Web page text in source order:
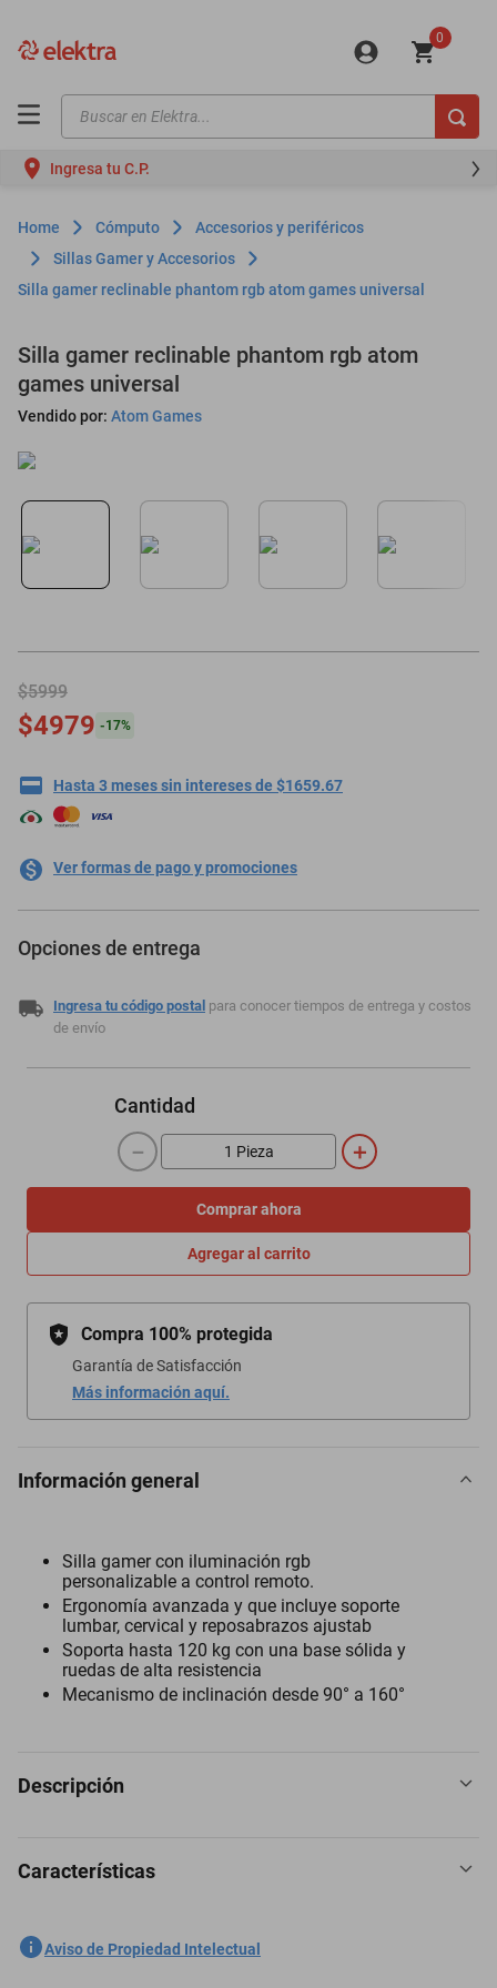
0
Buscar en Elektra...
Ingresa tu C.P.
Cómputo
Accesorios y periféricos
Sillas Gamer y Accesorios
Silla gamer reclinable phantom rgb atom games universal
Silla gamer reclinable phantom rgb atom
games universal
Vendido por: Atom Games
$5999
$4979 -17%
Hasta 3 meses sin intereses de $1659.67
Ver formas de pago y promociones
Opciones de entrega
Ingresa tu código postal para conocer tiempos de entrega y costos
de envío
Cantidad
＋
－
Comprar ahora
Agregar al carrito
Compra 100% protegida
Garantía de Satisfacción
Más información aquí.
Información general
Silla gamer con iluminación rgb
personalizable a control remoto.
Ergonomía avanzada y que incluye soporte
lumbar, cervical y reposabrazos ajustab
Soporta hasta 120 kg con una base sólida y
ruedas de alta resistencia
Mecanismo de inclinación desde 90° a 160°
Descripción
Lleva tus sesiones de juego al siguiente nivel con la silla gamer
personalizable, reposabrazos ajustables y soporte lumbar,
Características
SKU
Aviso de Propiedad Intelectual
motos
moto
celulares
iphones
lavadoras
colchones